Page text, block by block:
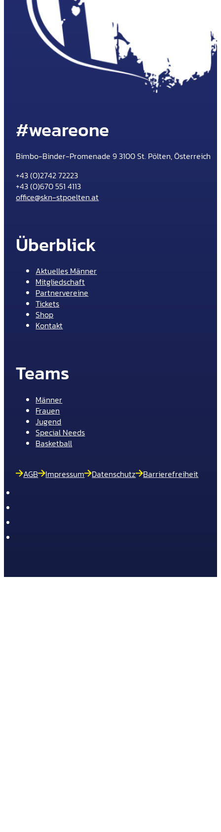
#weareone
Bimbo-Binder-Promenade 9 3100 St. Pölten, Österreich
+43 (0)2742 72223
+43 (0)670 551 4113
office@skn-stpoelten.at
Überblick
Aktuelles Männer
Mitgliedschaft
Partnervereine
Tickets
Shop
Kontakt
Teams
Männer
Frauen
Jugend
Special Needs
Basketball
AGB Impressum Datenschutz Barrierefreiheit